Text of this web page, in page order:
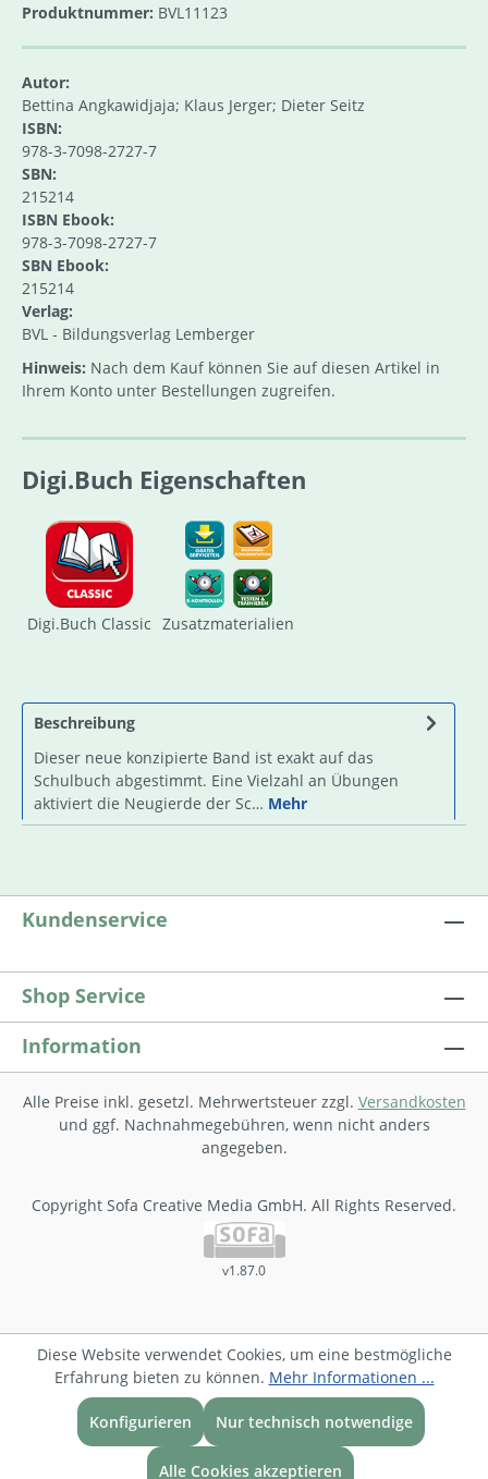
Produktnummer: BVL11123
Autor:
Bettina Angkawidjaja; Klaus Jerger; Dieter Seitz
ISBN:
978-3-7098-2727-7
SBN:
215214
ISBN Ebook:
978-3-7098-2727-7
SBN Ebook:
215214
Verlag:
BVL - Bildungsverlag Lemberger
Hinweis: Nach dem Kauf können Sie auf diesen Artikel in
Ihrem Konto unter Bestellungen zugreifen.
Digi.Buch Eigenschaften
Digi.Buch Classic Zusatzmaterialien
Beschreibung
Dieser neue konzipierte Band ist exakt auf das
Schulbuch abgestimmt. Eine Vielzahl an Übungen
aktiviert die Neugierde der Sc… Mehr
Kundenservice
Shop Service
Information
Alle Preise inkl. gesetzl. Mehrwertsteuer zzgl. Versandkosten
und ggf. Nachnahmegebühren, wenn nicht anders
angegeben.
Copyright Sofa Creative Media GmbH. All Rights Reserved.
v1.87.0
Diese Website verwendet Cookies, um eine bestmögliche
Erfahrung bieten zu können. Mehr Informationen ...
Nur technisch notwendige
Konfigurieren
Alle Cookies akzeptieren